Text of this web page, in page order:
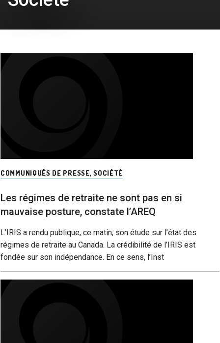
COMMUNIQUÉS DE PRESSE,SOCIÉTÉ
Les régimes de retraite ne sont pas en si
mauvaise posture, constate l’AREQ
L’IRIS a rendu publique, ce matin, son étude sur l’état des
régimes de retraite au Canada. La crédibilité de l’IRIS est
fondée sur son indépendance. En ce sens, l’Inst